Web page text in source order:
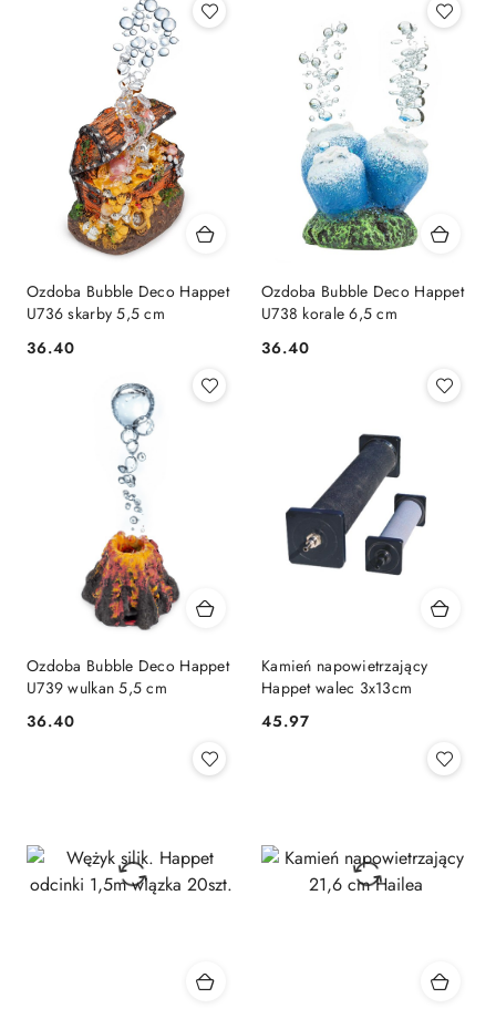
Ozdoba Bubble Deco Happet
U736 skarby 5,5 cm
Cena:
36.40
Ozdoba Bubble Deco Happet
U738 korale 6,5 cm
Cena:
36.40
Ozdoba Bubble Deco Happet
U739 wulkan 5,5 cm
Cena:
36.40
Kamień napowietrzający
Happet walec 3x13cm
Cena:
45.97